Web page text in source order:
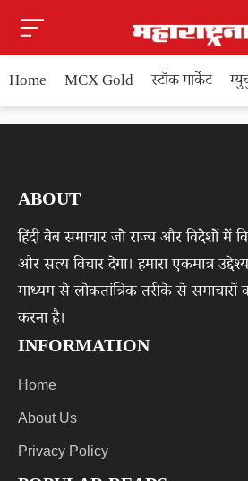
Home MCX Gold स्टॉक मार्केट
ABOUT
हिंदी वेब समाचार जो राज्य और विदेशों में
और सत्य विचार देगा। हमारा एकमात्र
माध्यम से लोकतांत्रिक तरीके से समाचारों
करना है।
INFORMATION
Home
About Us
Privacy Policy